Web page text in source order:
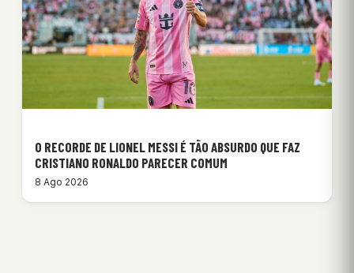
O RECORDE DE LIONEL MESSI É TÃO ABSURDO QUE FAZ
CRISTIANO RONALDO PARECER COMUM
8 Ago 2026